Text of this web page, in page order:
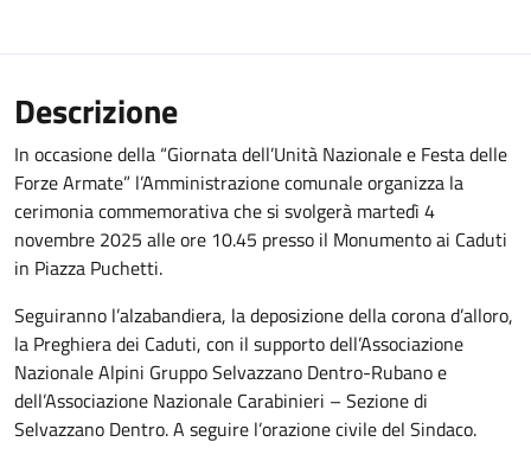
Descrizione
In occasione della “Giornata dell’Unità Nazionale e Festa delle
Forze Armate” l’Amministrazione comunale organizza la
cerimonia commemorativa che si svolgerà martedì 4
novembre 2025 alle ore 10.45 presso il Monumento ai Caduti
in Piazza Puchetti.
Seguiranno l’alzabandiera, la deposizione della corona d’alloro,
la Preghiera dei Caduti, con il supporto dell’Associazione
Nazionale Alpini Gruppo Selvazzano Dentro-Rubano e
dell’Associazione Nazionale Carabinieri – Sezione di
Selvazzano Dentro. A seguire l’orazione civile del Sindaco.